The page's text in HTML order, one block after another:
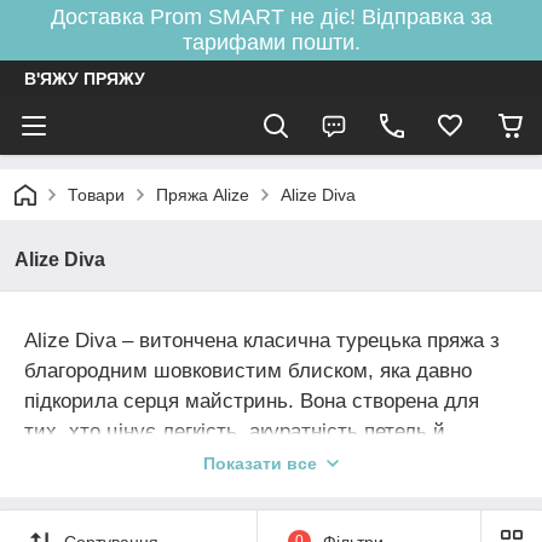
Доставка Prom SMART не діє! Відправка за
тарифами пошти.
В'ЯЖУ ПРЯЖУ
Товари Пряжа Alize Alize Diva
Alize Diva
Alize Diva – витончена класична турецька пряжа з
благородним шовковистим блиском, яка давно
підкорила серця майстринь. Вона створена для
тих, хто цінує легкість, акуратність петель й
бездоганний вигляд готового полотна.
Завдяки мікрофібрі нитка м’яка, слухняна та
Показати все